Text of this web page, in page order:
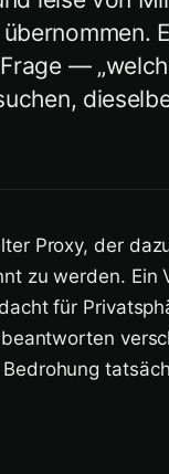
—
Proxy, der
zu werden. Ein
für